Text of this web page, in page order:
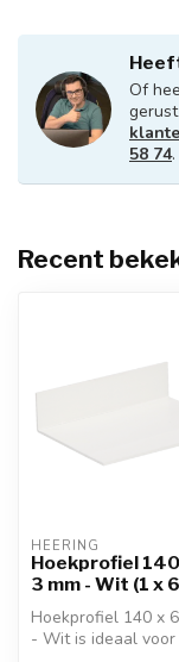
Of
58 74
Recent
HEERING
Hoekprofiel
3 mm - Wit (1 x
Hoekprofiel 140 x
- Wit is ideaal